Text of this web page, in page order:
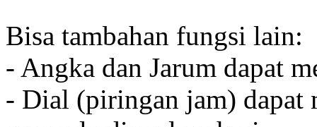
Bisa tambahan fungsi lain:
- Angka dan Jarum dapat
- Dial (piringan jam) dapat